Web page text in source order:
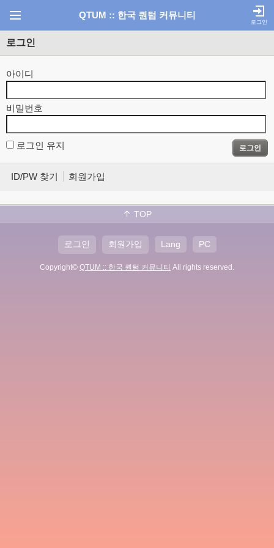
QTUM :: 한국 퀀텀 커뮤니티
로그인
로그인
아이디
비밀번호
로그인 유지 로그인
ID/PW 찾기 회원가입
TOP
로그인 회원가입 Lang PC
Copyright© QTUM :: 한국 퀀텀 커뮤니티 All rights reserved.